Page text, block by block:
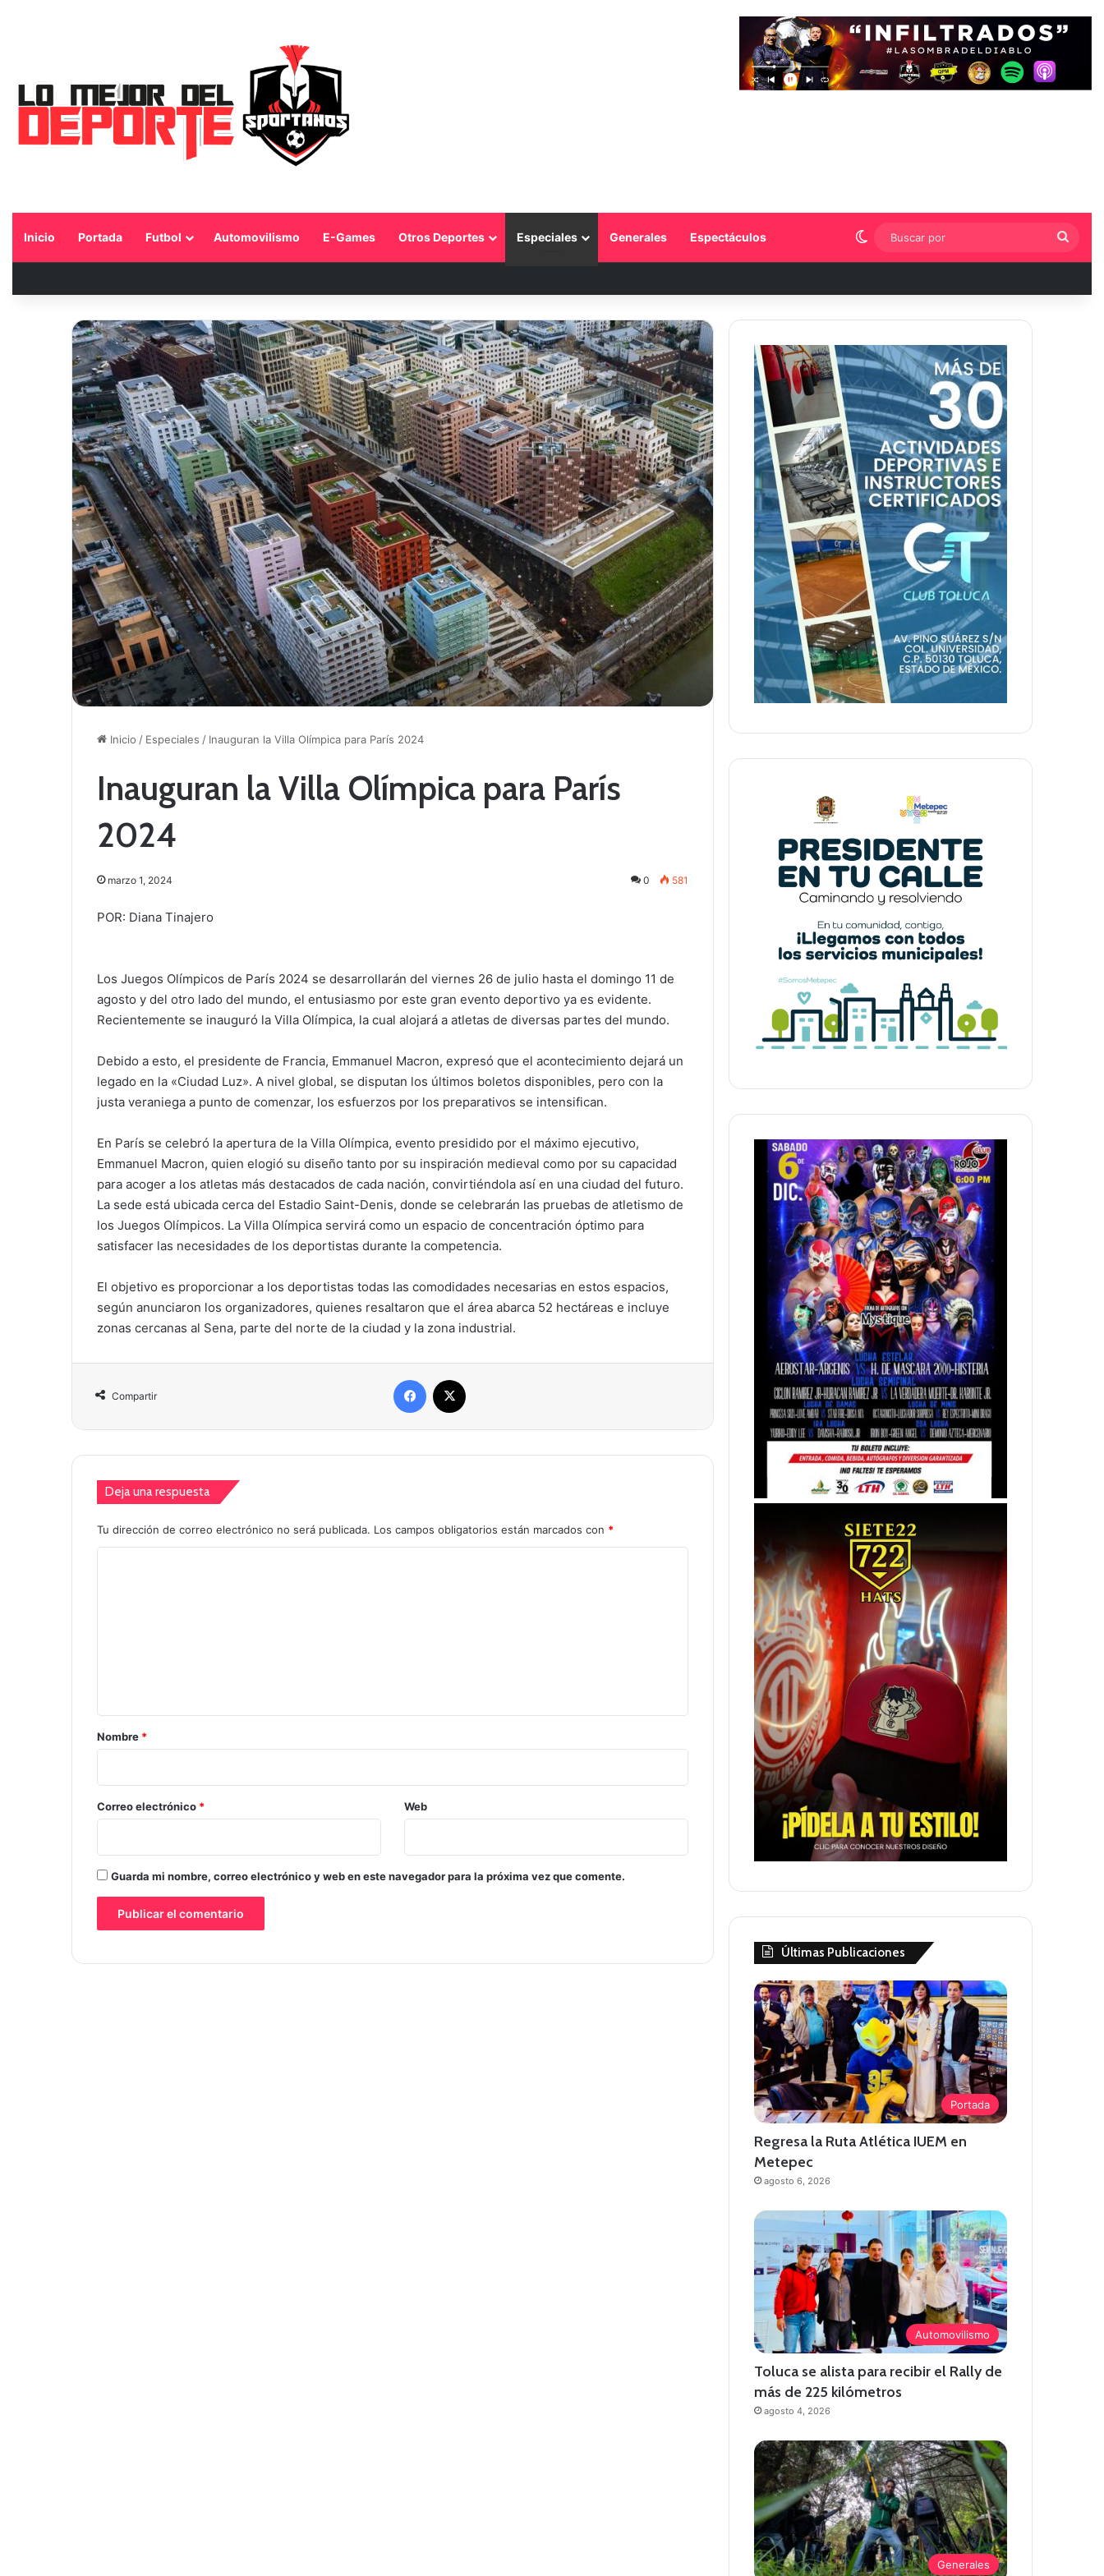
Inicio Portada Futbol Automovilismo E-Games Otros Deportes Especiales Generales Espectáculos Switch skin
por
Inicio / Especiales / Inauguran la Villa Olímpica para París 2024
Inauguran la Villa Olímpica para París
2024
marzo 1, 2024 0 581
POR: Diana Tinajero
Los Juegos Olímpicos de París 2024 se desarrollarán del viernes 26 de julio hasta el domingo 11 de
agosto y del otro lado del mundo, el entusiasmo por este gran evento deportivo ya es evidente.
Recientemente se inauguró la Villa Olímpica, la cual alojará a atletas de diversas partes del mundo.
Debido a esto, el presidente de Francia, Emmanuel Macron, expresó que el acontecimiento dejará un
legado en la «Ciudad Luz». A nivel global, se disputan los últimos boletos disponibles, pero con la
justa veraniega a punto de comenzar, los esfuerzos por los preparativos se intensifican.
En París se celebró la apertura de la Villa Olímpica, evento presidido por el máximo ejecutivo,
Emmanuel Macron, quien elogió su diseño tanto por su inspiración medieval como por su capacidad
para acoger a los atletas más destacados de cada nación, convirtiéndola así en una ciudad del futuro.
La sede está ubicada cerca del Estadio Saint-Denis, donde se celebrarán las pruebas de atletismo de
los Juegos Olímpicos. La Villa Olímpica servirá como un espacio de concentración óptimo para
satisfacer las necesidades de los deportistas durante la competencia.
El objetivo es proporcionar a los deportistas todas las comodidades necesarias en estos espacios,
según anunciaron los organizadores, quienes resaltaron que el área abarca 52 hectáreas e incluye
zonas cercanas al Sena, parte del norte de la ciudad y la zona industrial.
Compartir
Facebook
Deja una respuesta
Tu dirección de correo electrónico no será publicada. Los campos obligatorios están marcados con *
r
o
*
Nombre *
Correo electrónico * Web
Guarda mi nombre, correo electrónico y web en este navegador para la próxima vez que comente.
Últimas Publicaciones
Portada
Regresa la Ruta Atlética IUEM en
Metepec
agosto 6, 2026
Automovilismo
Toluca se alista para recibir el Rally de
más de 225 kilómetros
agosto 4, 2026
Generales